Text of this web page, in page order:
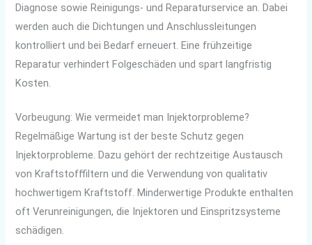
Diagnose sowie Reinigungs- und Reparaturservice an. Dabei
werden auch die Dichtungen und Anschlussleitungen
kontrolliert und bei Bedarf erneuert. Eine frühzeitige
Reparatur verhindert Folgeschäden und spart langfristig
Kosten.
Vorbeugung: Wie vermeidet man Injektorprobleme?
Regelmäßige Wartung ist der beste Schutz gegen
Injektorprobleme. Dazu gehört der rechtzeitige Austausch
von Kraftstofffiltern und die Verwendung von qualitativ
hochwertigem Kraftstoff. Minderwertige Produkte enthalten
oft Verunreinigungen, die Injektoren und Einspritzsysteme
schädigen.